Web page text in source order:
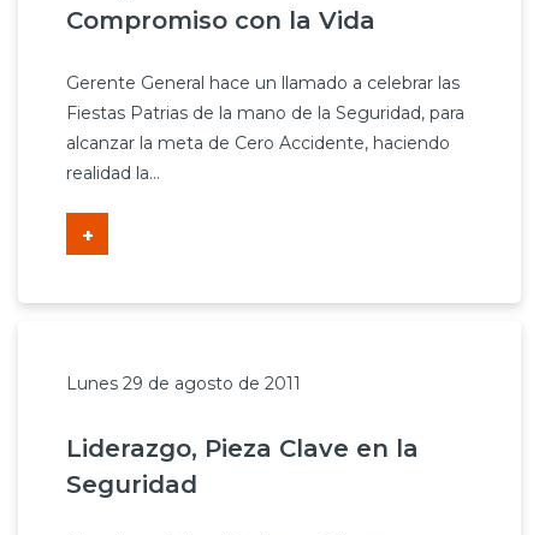
Compromiso con la Vida
Gerente General hace un llamado a celebrar las
Fiestas Patrias de la mano de la Seguridad, para
alcanzar la meta de Cero Accidente, haciendo
realidad la...
+
Lunes 29 de agosto de 2011
Liderazgo, Pieza Clave en la
Seguridad